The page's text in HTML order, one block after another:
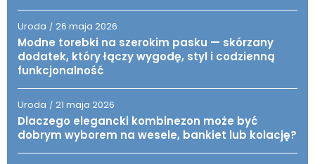
Uroda / 26 maja 2026
Modne torebki na szerokim pasku — skórzany
dodatek, który łączy wygodę, styl i codzienną
funkcjonalność
Uroda / 21 maja 2026
Dlaczego elegancki kombinezon może być
dobrym wyborem na wesele, bankiet lub kolację?